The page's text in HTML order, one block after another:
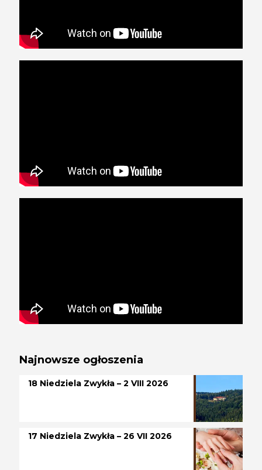
Najnowsze ogłoszenia
18 Niedziela Zwykła – 2 VIII 2026
17 Niedziela Zwykła – 26 VII 2026